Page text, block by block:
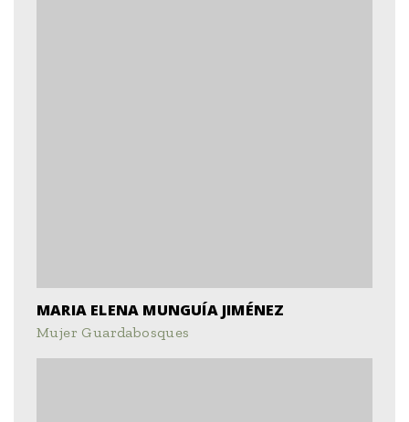
MARIA ELENA MUNGUÍA JIMÉNEZ
Mujer Guardabosques